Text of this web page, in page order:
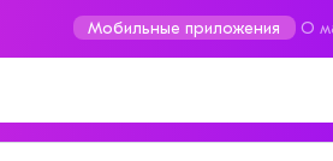
Мобильные приложения О